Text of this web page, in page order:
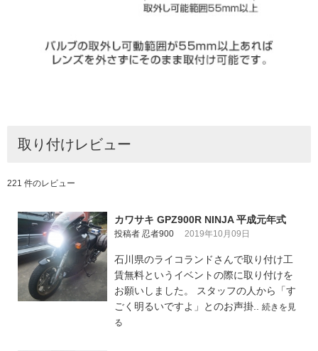
取り付けレビュー
221 件のレビュー
カワサキ GPZ900R NINJA 平成元年式
投稿者 忍者900 2019年10月09日
石川県のライコランドさんで取り付け工
賃無料というイベントの際に取り付けを
お願いしました。 スタッフの人から「す
ごく明るいですよ」とのお声掛.. 続きを見
る